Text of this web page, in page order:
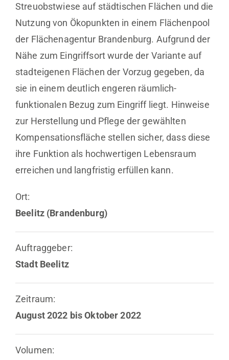
Streuobstwiese auf städtischen Flächen und die
Nutzung von Ökopunkten in einem Flächenpool
der Flächenagentur Brandenburg. Aufgrund der
Nähe zum Eingriffsort wurde der Variante auf
stadteigenen Flächen der Vorzug gegeben, da
sie in einem deutlich engeren räumlich-
funktionalen Bezug zum Eingriff liegt. Hinweise
zur Herstellung und Pflege der gewählten
Kompensationsfläche stellen sicher, dass diese
ihre Funktion als hochwertigen Lebensraum
erreichen und langfristig erfüllen kann.
Ort:
Beelitz (Brandenburg)
Auftraggeber:
Stadt Beelitz
Zeitraum:
August 2022 bis Oktober 2022
Volumen: